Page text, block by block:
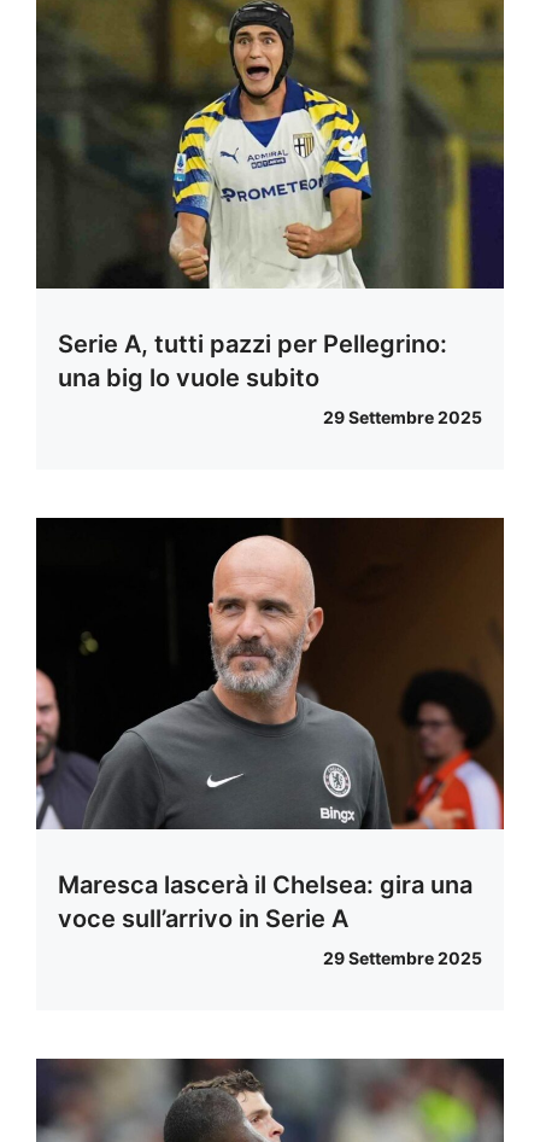
Serie A, tutti pazzi per Pellegrino:
una big lo vuole subito
29 Settembre 2025
Maresca lascerà il Chelsea: gira una
voce sull’arrivo in Serie A
29 Settembre 2025